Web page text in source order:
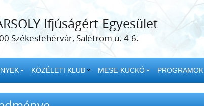
Ifjúságért Egyesület
Székesfehérvár, Salétrom u. 4-6.
KÖZÉLETI KLUB MESE-KUCKÓ PROGRAMOK